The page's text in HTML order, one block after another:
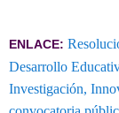
ENLACE:
Desarrollo
Investigación,